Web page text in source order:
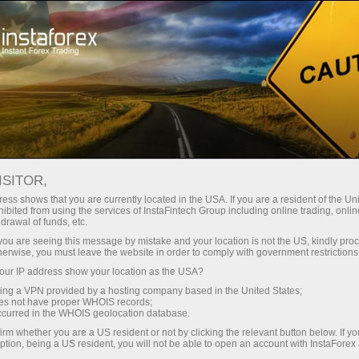
فتح الحساب الفوري منصة التداول
للمبتدئين للمستثمرين للشركاء
والازدهار. ونتمنى لكم دوام الصحة والسعادة وتحقيق جميع
يفتح أمامكم آفاقًا جديدة من الفرص والإنجازات.
shows that you are currently located in the USA. If you are a resident of the
from using the services of InstaFintech Group including online trading,
of funds, etc.
are seeing this message by mistake and your location is not the US, kindly
you must leave the website in order to comply with government
IP address show your location as the USA?
a VPN provided by a hosting company based in the United States;
not have proper WHOIS records;
in the WHOIS geolocation database.
whether you are a US resident or not by clicking the relevant button below. If
being a US resident, you will not be able to open an account with InstaForex